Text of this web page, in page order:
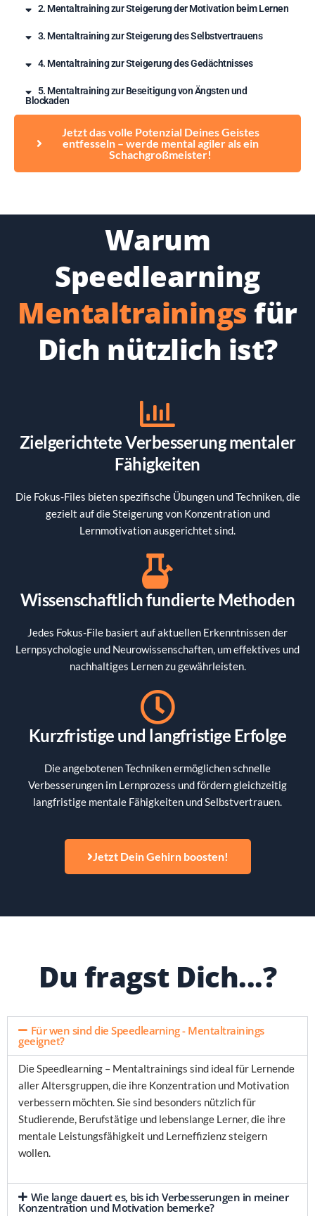
2. Mentaltraining zur Steigerung der Motivation beim Lernen
3. Mentaltraining zur Steigerung des Selbstvertrauens
4. Mentaltraining zur Steigerung des Gedächtnisses
5. Mentaltraining zur Beseitigung von Ängsten und
Blockaden
Jetzt das volle Potenzial Deines Geistes
entfesseln – werde mental agiler als ein
Schachgroßmeister!
Warum
Speedlearning
Mentaltrainings für
Dich nützlich ist?
Zielgerichtete Verbesserung mentaler
Fähigkeiten
Die Fokus-Files bieten spezifische Übungen und Techniken, die
gezielt auf die Steigerung von Konzentration und
Lernmotivation ausgerichtet sind.
Wissenschaftlich fundierte Methoden
Jedes Fokus-File basiert auf aktuellen Erkenntnissen der
Lernpsychologie und Neurowissenschaften, um effektives und
nachhaltiges Lernen zu gewährleisten.
Kurzfristige und langfristige Erfolge
Die angebotenen Techniken ermöglichen schnelle
Verbesserungen im Lernprozess und fördern gleichzeitig
langfristige mentale Fähigkeiten und Selbstvertrauen.
Jetzt Dein Gehirn boosten!
Du fragst Dich...?
Für wen sind die Speedlearning - Mentaltrainings
geeignet?
Die Speedlearning – Mentaltrainings sind ideal für Lernende
aller Altersgruppen, die ihre Konzentration und Motivation
verbessern möchten. Sie sind besonders nützlich für
Studierende, Berufstätige und lebenslange Lerner, die ihre
mentale Leistungsfähigkeit und Lerneffizienz steigern
wollen.
Wie lange dauert es, bis ich Verbesserungen in meiner
Konzentration und Motivation bemerke?